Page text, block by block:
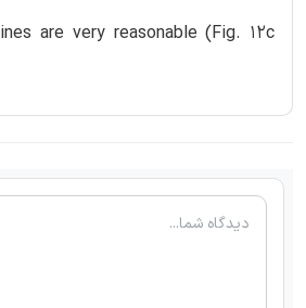
are very reasonable (Fig. 12c